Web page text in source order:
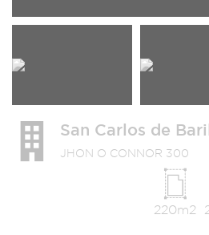
San Carlos de
JHON O CONNOR 300
220m2